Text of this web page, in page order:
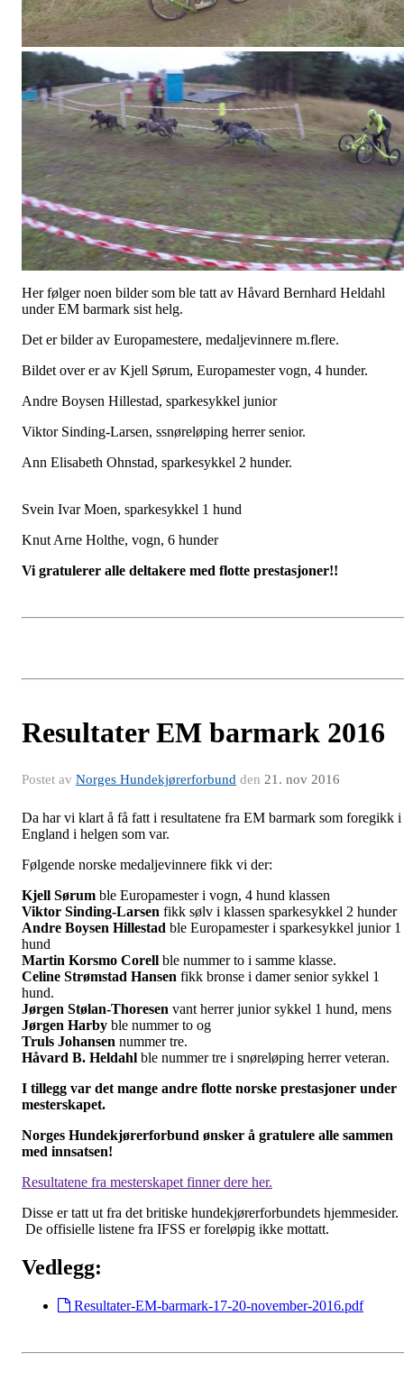
Her følger noen bilder som ble tatt av Håvard Bernhard Heldahl
under EM barmark sist helg.
Det er bilder av Europamestere, medaljevinnere m.flere.
Bildet over er av Kjell Sørum, Europamester vogn, 4 hunder.
Andre Boysen Hillestad, sparkesykkel junior
Viktor Sinding-Larsen, ssnøreløping herrer senior.
Ann Elisabeth Ohnstad, sparkesykkel 2 hunder.
Svein Ivar Moen, sparkesykkel 1 hund
Knut Arne Holthe, vogn, 6 hunder
Vi gratulerer alle deltakere med flotte prestasjoner!!
Resultater EM barmark 2016
Postet av Norges Hundekjørerforbund den 21. nov 2016
Da har vi klart å få fatt i resultatene fra EM barmark som foregikk i
England i helgen som var.
Følgende norske medaljevinnere fikk vi der:
Kjell Sørum ble Europamester i vogn, 4 hund klassen
Viktor Sinding-Larsen fikk sølv i klassen sparkesykkel 2 hunder
Andre Boysen Hillestad ble Europamester i sparkesykkel junior 1
hund
Martin Korsmo Corell ble nummer to i samme klasse.
Celine Strømstad Hansen fikk bronse i damer senior sykkel 1
hund.
Jørgen Stølan-Thoresen vant herrer junior sykkel 1 hund, mens
Jørgen Harby ble nummer to og
Truls Johansen nummer tre.
Håvard B. Heldahl ble nummer tre i snøreløping herrer veteran.
I tillegg var det mange andre flotte norske prestasjoner under
mesterskapet.
Norges Hundekjørerforbund ønsker å gratulere alle sammen
med innsatsen!
Resultatene fra mesterskapet finner dere her.
Disse er tatt ut fra det britiske hundekjørerforbundets hjemmesider.
De offisielle listene fra IFSS er foreløpig ikke mottatt.
Vedlegg:
Resultater-EM-barmark-17-20-november-2016.pdf